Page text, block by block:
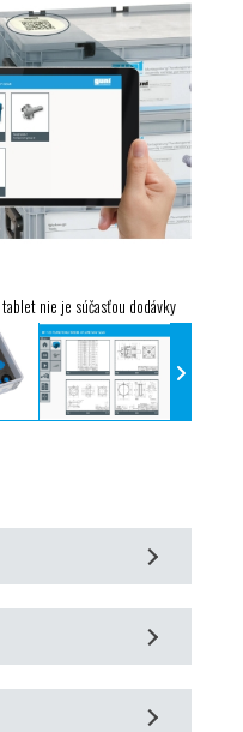
nie je súčasťou dodávky
Line na montáž,
GUNT
kolesom
rozšírenej reality